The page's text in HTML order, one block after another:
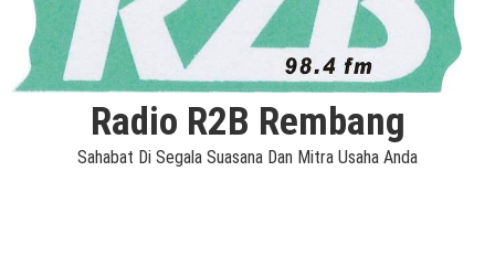
Radio R2B Rembang
Sahabat Di Segala Suasana Dan Mitra Usaha Anda